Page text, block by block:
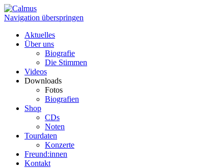
Navigation überspringen
Aktuelles
Über uns
Biografie
Die Stimmen
Videos
Downloads
Fotos
Biografien
Shop
CDs
Noten
Tourdaten
Konzerte
Freund:innen
Kontakt